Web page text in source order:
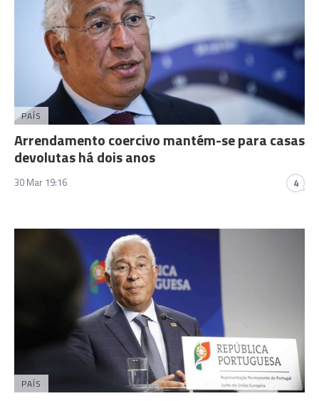
PAÍS
Arrendamento coercivo mantém-se para casas
devolutas há dois anos
30 Mar 19:16 4
PAÍS